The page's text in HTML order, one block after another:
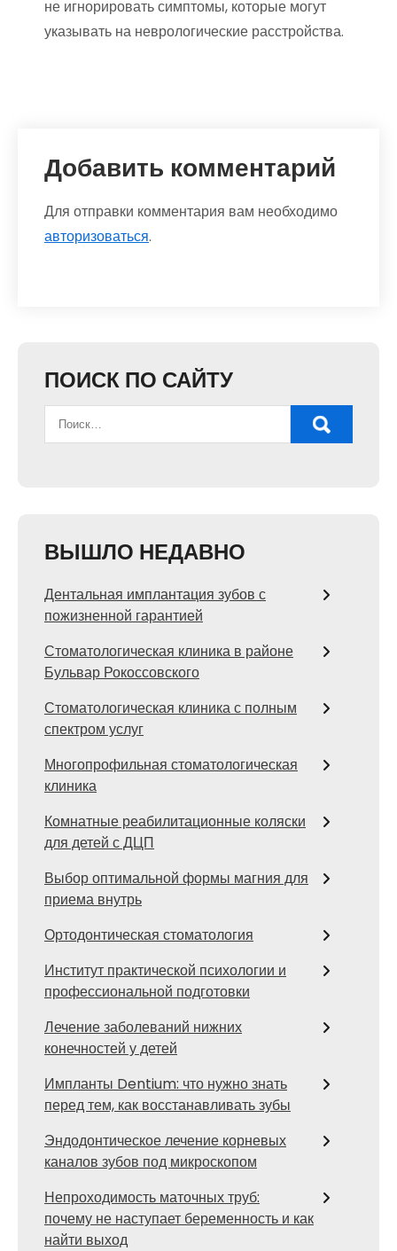
не игнорировать симптомы, которые могут
указывать на неврологические расстройства.
Добавить комментарий
Для отправки комментария вам необходимо
авторизоваться.
ПОИСК ПО САЙТУ
ВЫШЛО НЕДАВНО
Дентальная имплантация зубов с
пожизненной гарантией
Стоматологическая клиника в районе
Бульвар Рокоссовского
Стоматологическая клиника с полным
спектром услуг
Многопрофильная стоматологическая
клиника
Комнатные реабилитационные коляски
для детей с ДЦП
Выбор оптимальной формы магния для
приема внутрь
Ортодонтическая стоматология
Институт практической психологии и
профессиональной подготовки
Лечение заболеваний нижних
конечностей у детей
Импланты Dentium: что нужно знать
перед тем, как восстанавливать зубы
Эндодонтическое лечение корневых
каналов зубов под микроскопом
Непроходимость маточных труб:
почему не наступает беременность и как
найти выход